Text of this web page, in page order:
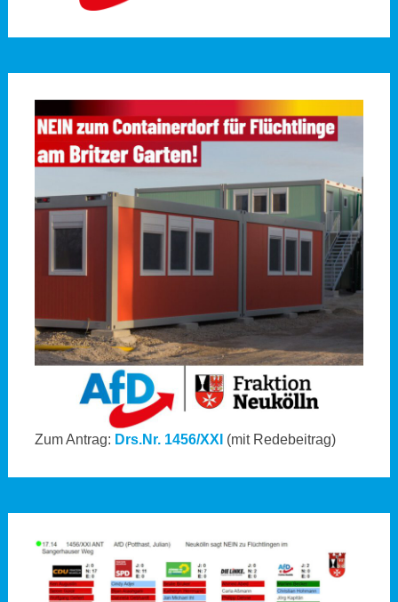
Zum Antrag: Drs.Nr. 1456/XXI (mit Redebeitrag)